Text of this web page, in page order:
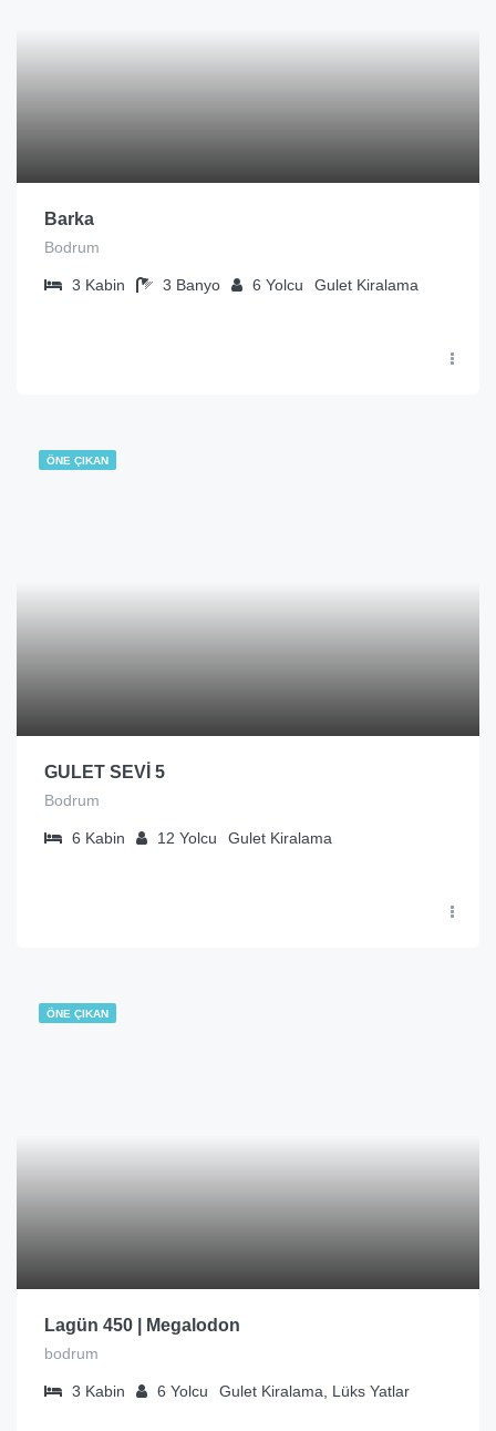
Barka
Bodrum
3 Kabin 3 Banyo 6 Yolcu Gulet Kiralama
ÖNE ÇIKAN
GULET SEVİ 5
Bodrum
6 Kabin 12 Yolcu Gulet Kiralama
ÖNE ÇIKAN
Lagün 450 | Megalodon
bodrum
3 Kabin 6 Yolcu Gulet Kiralama, Lüks Yatlar